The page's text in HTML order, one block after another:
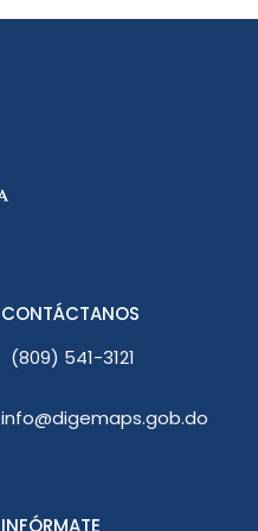
CONTÁCTANOS
(809) 541-3121
info@digemaps.gob.do
INFÓRMATE